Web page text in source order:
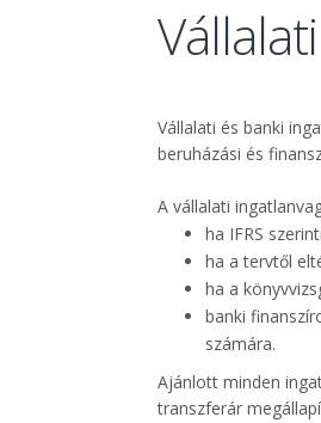
Vállalati és banki
beruházási és
A vállalati
ha IFRS
ha a tervtől
ha a
banki
számára.
Ajánlott minden
transzferár